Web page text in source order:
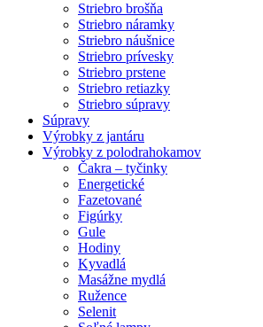
Striebro brošňa
Striebro náramky
Striebro náušnice
Striebro prívesky
Striebro prstene
Striebro retiazky
Striebro súpravy
Súpravy
Výrobky z jantáru
Výrobky z polodrahokamov
Čakra – tyčinky
Energetické
Fazetované
Figúrky
Gule
Hodiny
Kyvadlá
Masážne mydlá
Ružence
Selenit